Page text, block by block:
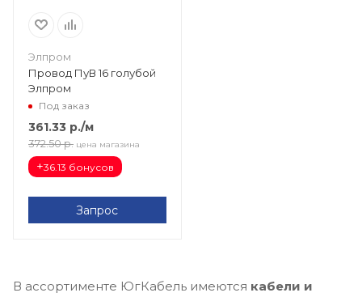
Элпром
Провод ПуВ 16 голубой
Элпром
Под заказ
361.33 р./м
372.50 р. цена магазина
+36.13 бонусов
Запрос
В ассортименте ЮгКабель имеются кабели и